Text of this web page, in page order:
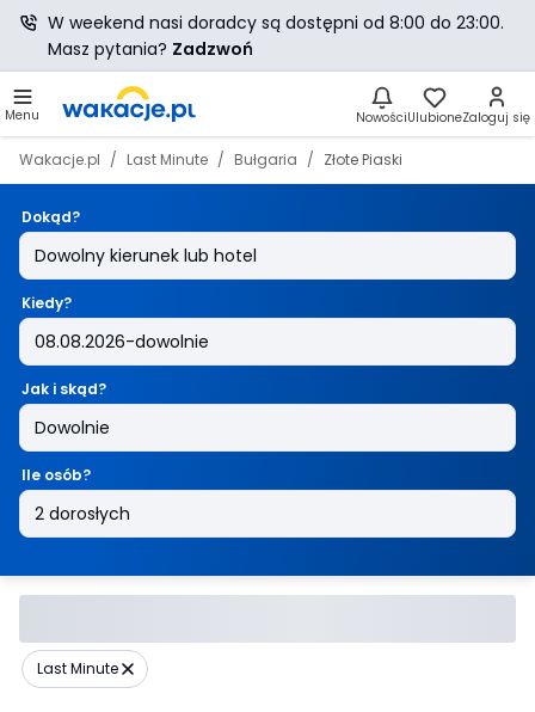
Menu NowościUlubioneZaloguj się
Wakacje.pl Last Minute Bułgaria Złote Piaski
Dokąd?
Kiedy?
Jak i skąd?
Ile osób?
Last Minute
W weekend nasi doradcy są dostępni od 8:00 do 23:00.
Masz pytania? Zadzwoń